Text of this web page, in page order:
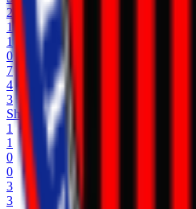
2
1
1
0
7
4
3
Shkendija
1
1
0
0
3
3